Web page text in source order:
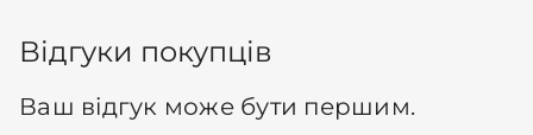
Відгуки покупців
Ваш відгук може бути першим.